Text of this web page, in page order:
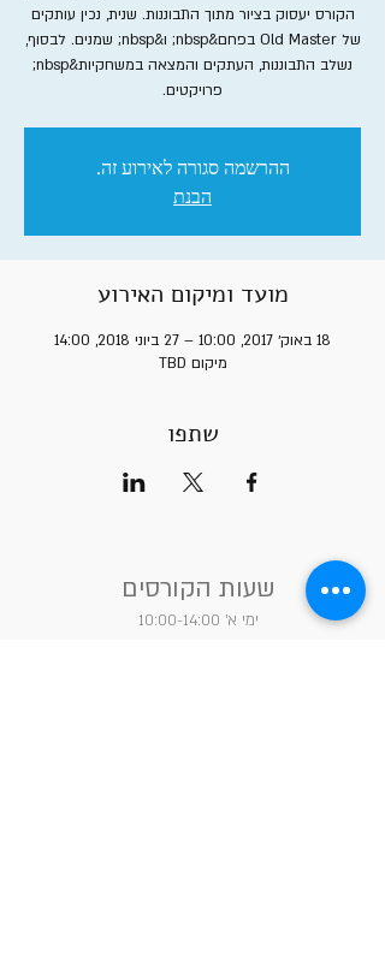
הקורס יעסוק בציור מתוך התבוננות. שנית, נכין עותקים
של Old Master בפחם&nbsp; ו&nbsp; שמנים. לבסוף,
נשלב התבוננות, העתקים והמצאה במשחקיות&nbsp;
פרויקטים.
ההרשמה סגורה לאירוע זה.
הבנת
מועד ומיקום האירוע
18 באוק׳ 2017, 10:00 – 27 ביוני 2018, 14:00
מיקום TBD
שתפו
שעות הקורסים
ימי א' 10:00-14:00